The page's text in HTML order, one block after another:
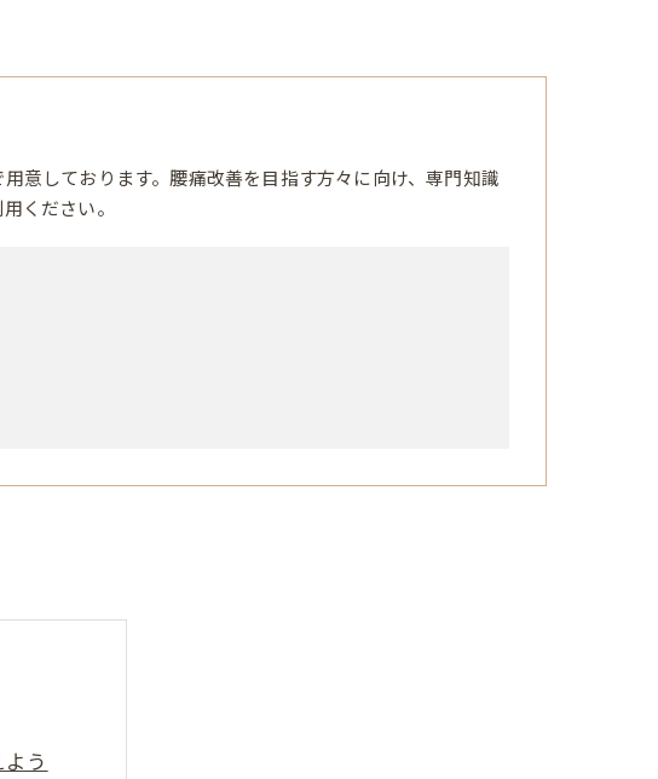
意しております。腰痛改善を目指す方々に向け、専門知識
ください。
う